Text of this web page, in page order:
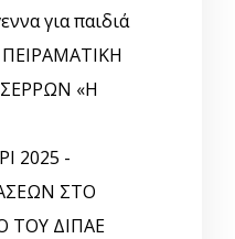
για παιδιά
«Η
2025 -
ΣΤΟ
ΤΟΥ ΔΙΠΑΕ